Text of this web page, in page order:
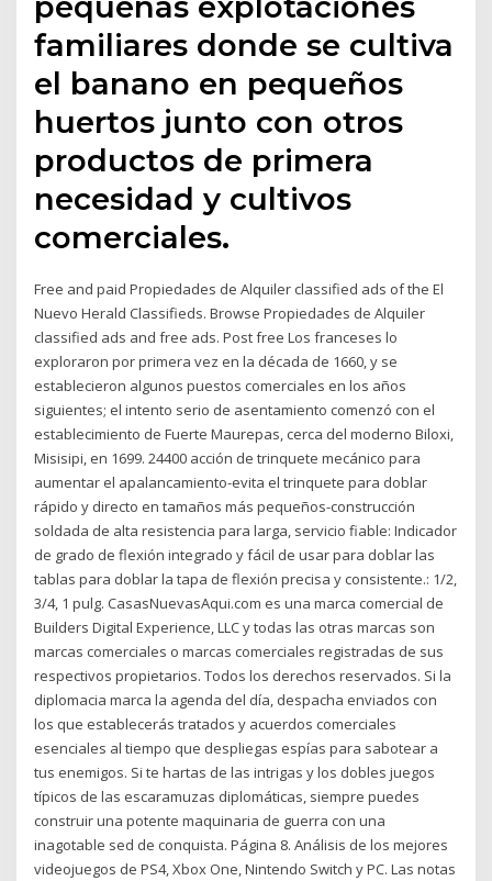
familiares donde se cultiva
el banano en pequeños
huertos junto con otros
productos de primera
necesidad y cultivos
comerciales.
Free and paid Propiedades de Alquiler classified ads of the El
Nuevo Herald Classifieds. Browse Propiedades de Alquiler
classified ads and free ads. Post free Los franceses lo
exploraron por primera vez en la década de 1660, y se
establecieron algunos puestos comerciales en los años
siguientes; el intento serio de asentamiento comenzó con el
establecimiento de Fuerte Maurepas, cerca del moderno Biloxi,
Misisipi, en 1699. 24400 acción de trinquete mecánico para
aumentar el apalancamiento-evita el trinquete para doblar
rápido y directo en tamaños más pequeños-construcción
soldada de alta resistencia para larga, servicio fiable: Indicador
de grado de flexión integrado y fácil de usar para doblar las
tablas para doblar la tapa de flexión precisa y consistente.: 1/2,
3/4, 1 pulg. CasasNuevasAqui.com es una marca comercial de
Builders Digital Experience, LLC y todas las otras marcas son
marcas comerciales o marcas comerciales registradas de sus
respectivos propietarios. Todos los derechos reservados. Si la
diplomacia marca la agenda del día, despacha enviados con
los que establecerás tratados y acuerdos comerciales
esenciales al tiempo que despliegas espías para sabotear a
tus enemigos. Si te hartas de las intrigas y los dobles juegos
típicos de las escaramuzas diplomáticas, siempre puedes
construir una potente maquinaria de guerra con una
inagotable sed de conquista. Página 8. Análisis de los mejores
videojuegos de PS4, Xbox One, Nintendo Switch y PC. Las notas